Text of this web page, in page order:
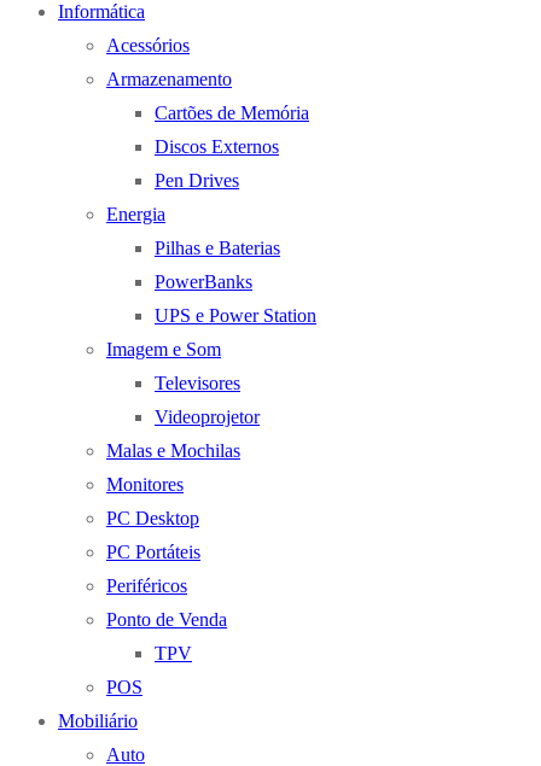
Informática
Acessórios
Armazenamento
Cartões de Memória
Discos Externos
Pen Drives
Energia
Pilhas e Baterias
PowerBanks
UPS e Power Station
Imagem e Som
Televisores
Videoprojetor
Malas e Mochilas
Monitores
PC Desktop
PC Portáteis
Periféricos
Ponto de Venda
TPV
POS
Mobiliário
Auto